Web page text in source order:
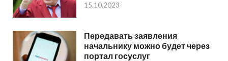
15.10.2023
Передавать заявления
начальнику можно будет через
портал госуслуг